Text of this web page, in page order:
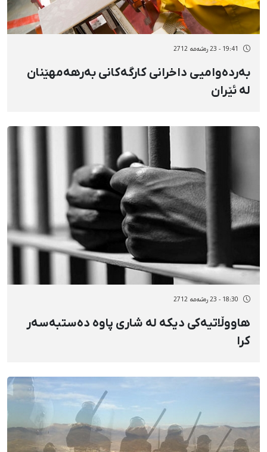
19:41 - 23 رەشەمه 2712
بەردەوامیی داخرانی کارگەکانی بەرهەمهێنان
لە ئێران
18:30 - 23 رەشەمه 2712
هاووڵاتیەکی دیکە لە شاری پاوە دەستبەسەر
کرا